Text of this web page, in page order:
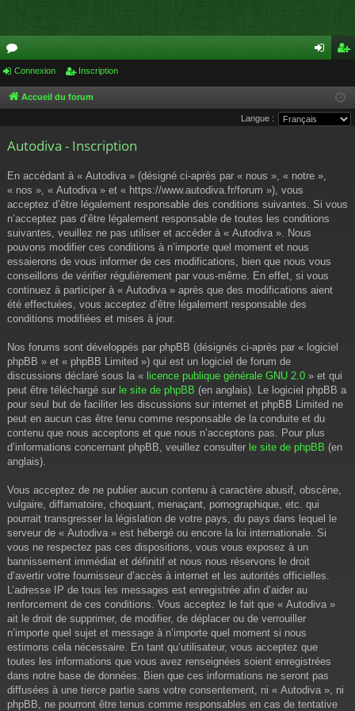
or
u
s
cri
pti
Connexion Inscription
Accueil du forum
Langue :
Autodiva - Inscription
En accédant à « Autodiva » (désigné ci-après par « nous », « notre »,
« nos », « Autodiva » et « https://www.autodiva.fr/forum »), vous
acceptez d’être légalement responsable des conditions suivantes. Si vous
n’acceptez pas d’être légalement responsable de toutes les conditions
suivantes, veuillez ne pas utiliser et accéder à « Autodiva ». Nous
pouvons modifier ces conditions à n’importe quel moment et nous
essaierons de vous informer de ces modifications, bien que nous vous
conseillons de vérifier régulièrement par vous-même. En effet, si vous
continuez à participer à « Autodiva » après que des modifications aient
été effectuées, vous acceptez d’être légalement responsable des
conditions modifiées et mises à jour.
Nos forums sont développés par phpBB (désignés ci-après par « logiciel
phpBB » et « phpBB Limited ») qui est un logiciel de forum de
discussions déclaré sous la « licence publique générale GNU 2.0 » et qui
peut être téléchargé sur le site de phpBB (en anglais). Le logiciel phpBB a
pour seul but de faciliter les discussions sur internet et phpBB Limited ne
peut en aucun cas être tenu comme responsable de la conduite et du
contenu que nous acceptons et que nous n’acceptons pas. Pour plus
d’informations concernant phpBB, veuillez consulter le site de phpBB (en
anglais).
Vous acceptez de ne publier aucun contenu à caractère abusif, obscène,
vulgaire, diffamatoire, choquant, menaçant, pornographique, etc. qui
pourrait transgresser la législation de votre pays, du pays dans lequel le
serveur de « Autodiva » est hébergé ou encore la loi internationale. Si
vous ne respectez pas ces dispositions, vous vous exposez à un
bannissement immédiat et définitif et nous nous réservons le droit
d’avertir votre fournisseur d’accès à internet et les autorités officielles.
L’adresse IP de tous les messages est enregistrée afin d’aider au
renforcement de ces conditions. Vous acceptez le fait que « Autodiva »
ait le droit de supprimer, de modifier, de déplacer ou de verrouiller
n’importe quel sujet et message à n’importe quel moment si nous
estimons cela nécessaire. En tant qu’utilisateur, vous acceptez que
toutes les informations que vous avez renseignées soient enregistrées
dans notre base de données. Bien que ces informations ne seront pas
diffusées à une tierce partie sans votre consentement, ni « Autodiva », ni
phpBB, ne pourront être tenus comme responsables en cas de tentative